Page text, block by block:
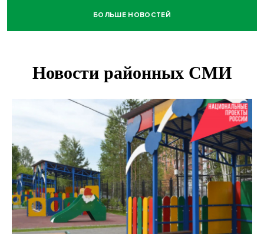
В Новосибирске курьер на велосипеде сломал ребенку
Условный срок получил бердский подросток за
Под Новосибирском рыбак случайно поймал осетра за
полмиллиона рублей
Мартышки Бразза с модной стрижкой стали звездами
Новосибирского зоопарка
БОЛЬШЕ НОВОСТЕЙ